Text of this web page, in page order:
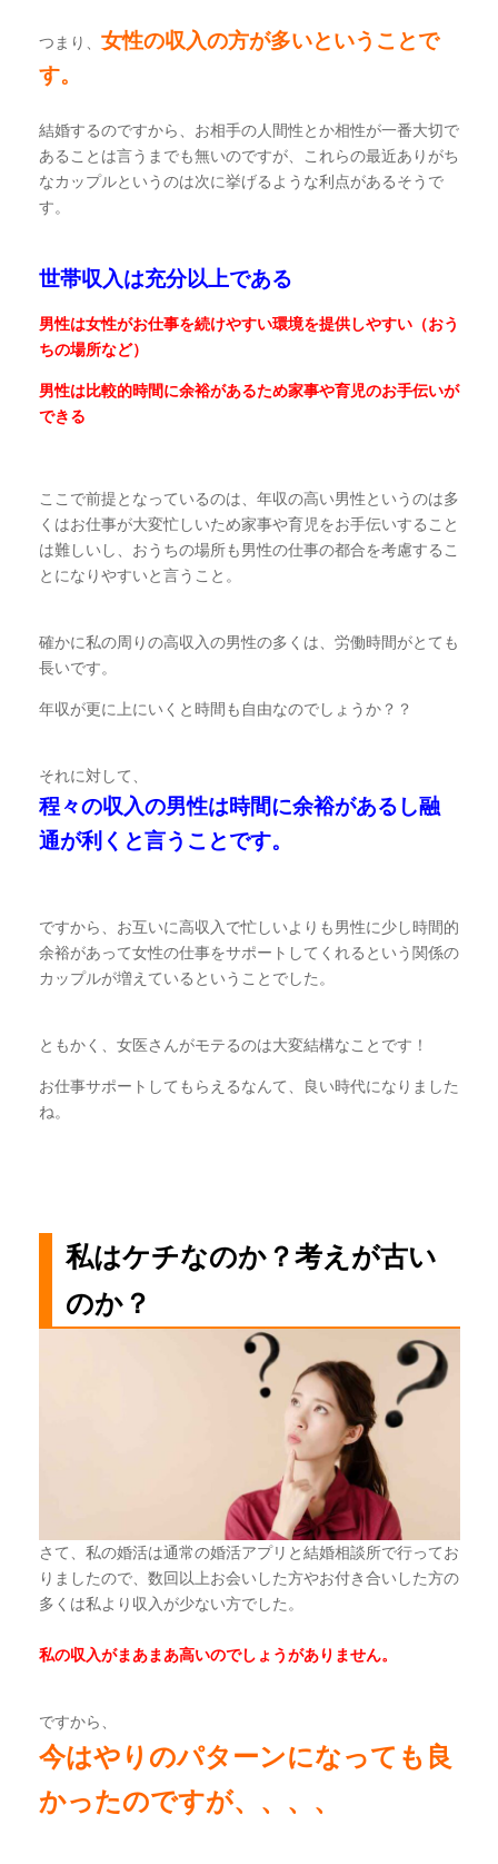
つまり、 女性の収入の方が多いということで
す。
結婚するのですから、お相手の人間性とか相性が一番大切で
あることは言うまでも無いのですが、これらの最近ありがち
なカップルというのは次に挙げるような利点があるそうで
す。
世帯収入は充分以上である
男性は女性がお仕事を続けやすい環境を提供しやすい（おう
ちの場所など）
男性は比較的時間に余裕があるため家事や育児のお手伝いが
できる
ここで前提となっているのは、年収の高い男性というのは多
くはお仕事が大変忙しいため家事や育児をお手伝いすること
は難しいし、おうちの場所も男性の仕事の都合を考慮するこ
とになりやすいと言うこと。
確かに私の周りの高収入の男性の多くは、労働時間がとても
長いです。
年収が更に上にいくと時間も自由なのでしょうか？？
それに対して、
程々の収入の男性は時間に余裕があるし融
通が利くと言うことです。
ですから、お互いに高収入で忙しいよりも男性に少し時間的
余裕があって女性の仕事をサポートしてくれるという関係の
カップルが増えているということでした。
ともかく、女医さんがモテるのは大変結構なことです！
お仕事サポートしてもらえるなんて、良い時代になりました
ね。
私はケチなのか？考えが古い
のか？
さて、私の婚活は通常の婚活アプリと結婚相談所で行ってお
りましたので、数回以上お会いした方やお付き合いした方の
多くは私より収入が少ない方でした。
私の収入がまあまあ高いのでしょうがありません。
ですから、
今はやりのパターンになっても良
かったのですが、、、、